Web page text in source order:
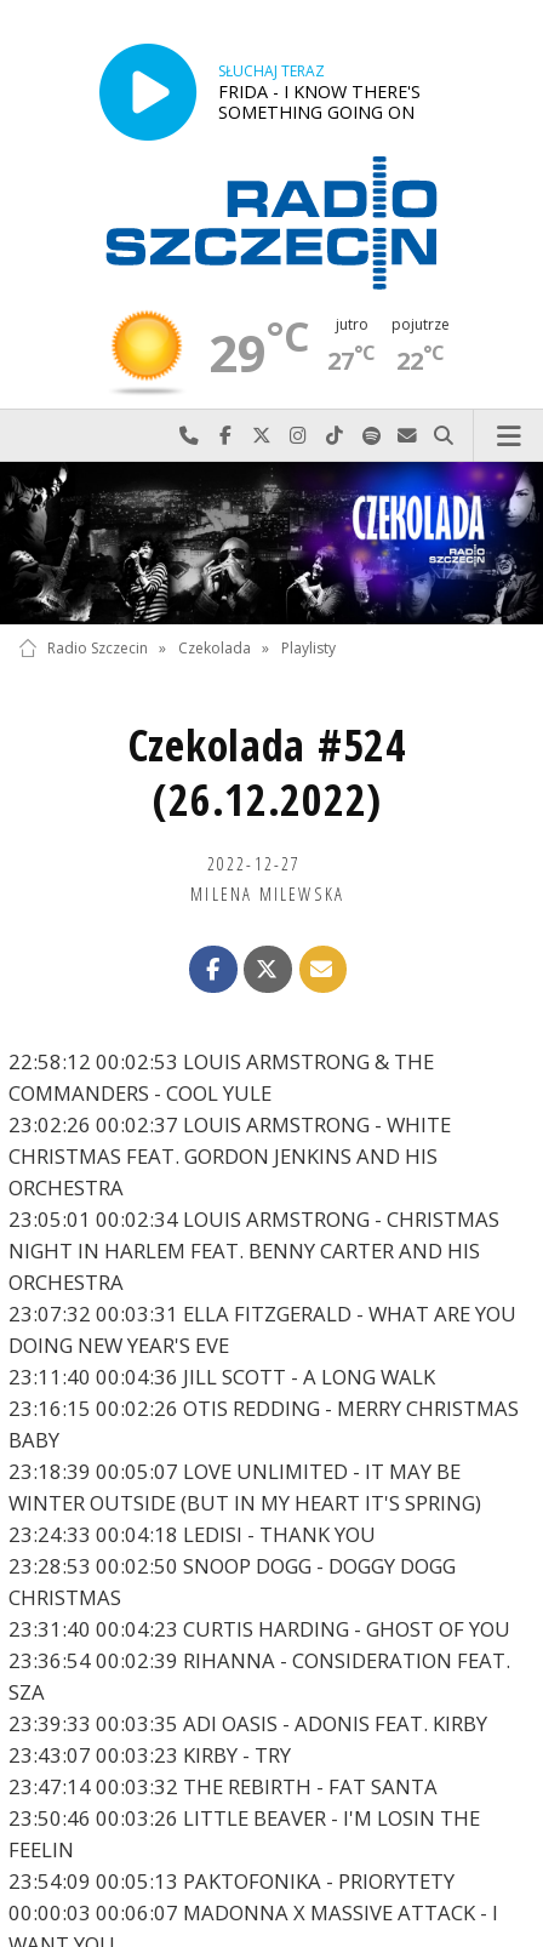
SŁUCHAJ TERAZ
FRIDA - I KNOW THERE'S
SOMETHING GOING ON
29°C jutro
27°C
pojutrze
22°C
Najlepiej po prostu do nas zadzwoń
Odwiedź nas na Facebook-u
Odwiedź nas na X
Odwiedź nas na Instagram-ie
Odwiedź nas na TikTok-u
Szukaj nas na Spotify
Wyślij do nas
Szukaj
Radio Szczecin » Czekolada » Playlisty
Czekolada #524
(26.12.2022)
2022-12-27
MILENA MILEWSKA
22:58:12 00:02:53 LOUIS ARMSTRONG & THE
COMMANDERS - COOL YULE
23:02:26 00:02:37 LOUIS ARMSTRONG - WHITE
CHRISTMAS FEAT. GORDON JENKINS AND HIS
ORCHESTRA
23:05:01 00:02:34 LOUIS ARMSTRONG - CHRISTMAS
NIGHT IN HARLEM FEAT. BENNY CARTER AND HIS
ORCHESTRA
23:07:32 00:03:31 ELLA FITZGERALD - WHAT ARE YOU
DOING NEW YEAR'S EVE
23:11:40 00:04:36 JILL SCOTT - A LONG WALK
23:16:15 00:02:26 OTIS REDDING - MERRY CHRISTMAS
BABY
23:18:39 00:05:07 LOVE UNLIMITED - IT MAY BE
WINTER OUTSIDE (BUT IN MY HEART IT'S SPRING)
23:24:33 00:04:18 LEDISI - THANK YOU
23:28:53 00:02:50 SNOOP DOGG - DOGGY DOGG
CHRISTMAS
23:31:40 00:04:23 CURTIS HARDING - GHOST OF YOU
23:36:54 00:02:39 RIHANNA - CONSIDERATION FEAT.
SZA
23:39:33 00:03:35 ADI OASIS - ADONIS FEAT. KIRBY
23:43:07 00:03:23 KIRBY - TRY
23:47:14 00:03:32 THE REBIRTH - FAT SANTA
23:50:46 00:03:26 LITTLE BEAVER - I'M LOSIN THE
FEELIN
23:54:09 00:05:13 PAKTOFONIKA - PRIORYTETY
00:00:03 00:06:07 MADONNA X MASSIVE ATTACK - I